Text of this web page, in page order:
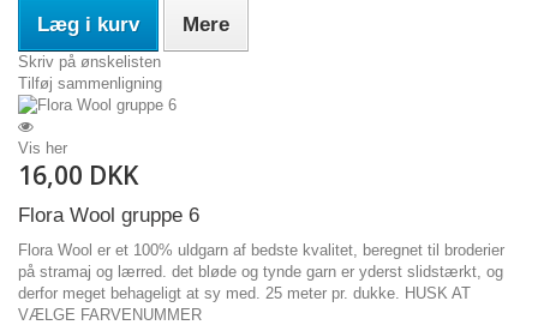
Læg i kurv Mere
Skriv på ønskelisten
Tilføj sammenligning
Vis her
16,00 DKK
Flora Wool gruppe 6
Flora Wool er et 100% uldgarn af bedste kvalitet, beregnet til broderier
på stramaj og lærred. det bløde og tynde garn er yderst slidstærkt, og
derfor meget behageligt at sy med. 25 meter pr. dukke. HUSK AT
VÆLGE FARVENUMMER